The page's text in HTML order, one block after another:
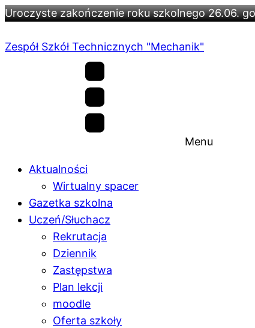
Uroczyste zakończenie roku szkolnego 26.06.
Zespół Szkół Technicznych "Mechanik"
Menu
Aktualności
Wirtualny spacer
Gazetka szkolna
Uczeń/Słuchacz
Rekrutacja
Dziennik
Zastępstwa
Plan lekcji
moodle
Oferta szkoły